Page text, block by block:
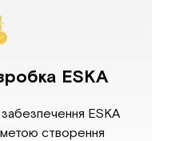
ESKA
ESKA
створення